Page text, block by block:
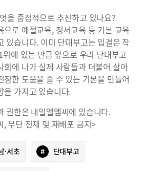
을 중점적으로 추진하고 있나요?
으로 예절교육, 정서교육 등 기본 교육
있습니다. 이미 단대부고는 입결은 작
에 있는 만큼 앞으로 우리 단대부고
회에 나가 실제 사람들과 더불어 살아
정한 도움을 줄 수 있는 기본을 만들어
을 가지고 있습니다.
권한은 내일엘엠씨에 있습니다.
무단 전재 및 재배포 금지>
·서초 # 단대부고